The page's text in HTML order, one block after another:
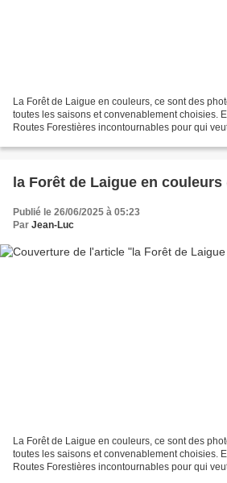
La Forêt de Laigue en couleurs, ce sont des
toutes les saisons et convenablement choisies.
Routes Forestières incontournables pour qui
la Forêt de Laigue en
Publié le 26/06/2025 à 05:23
Par Jean-Luc
La Forêt de Laigue en couleurs, ce sont des
toutes les saisons et convenablement choisies.
Routes Forestières incontournables pour qui